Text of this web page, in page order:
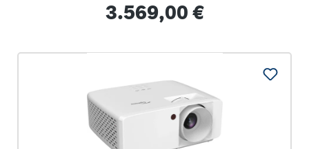
Regulärer Preis:
3.569,00 €